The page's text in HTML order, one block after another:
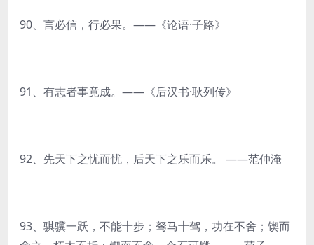
90、言必信，行必果。——《论语·子路》
91、有志者事竟成。——《后汉书·耿列传》
92、先天下之忧而忧，后天下之乐而乐。 ——范仲淹
93、骐骥一跃，不能十步；驽马十驾，功在不舍；锲而